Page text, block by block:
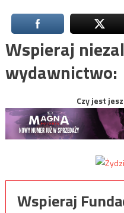
Wspieraj
wydawnictwo:
Czy jest
Wspieraj